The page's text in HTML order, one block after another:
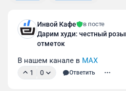
Инвой Кафе в посте
Дарим худи: честный
отметок
В нашем канале в МАХ
1 0 Ответить